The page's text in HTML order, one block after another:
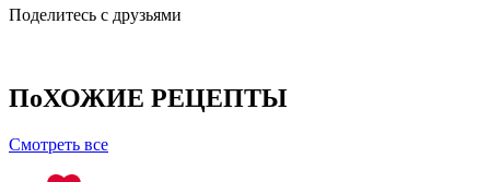
Поделитесь с друзьями
ПоХОЖИЕ РЕЦЕПТЫ
Смотреть все